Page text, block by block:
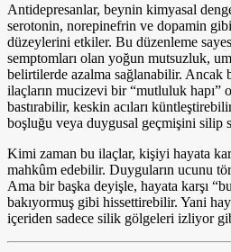
Antidepresanlar, beynin kimyasal
serotonin, norepinefrin ve dopamin
düzeylerini etkiler. Bu düzenleme
semptomları olan yoğun mutsuzluk,
belirtilerde azalma sağlanabilir. Ancak
ilaçların mucizevi bir “mutluluk hapı”
bastırabilir, keskin acıları
boşluğu veya duygusal geçmişini silip
Kimi zaman bu ilaçlar, kişiyi hayata
mahkûm edebilir. Duyguların ucunu
Ama bir başka deyişle, hayata karşı
bakıyormuş gibi hissettirebilir. Yani
içeriden sadece silik gölgeleri izliyor